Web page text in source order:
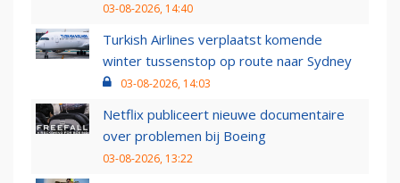
03-08-2026, 14:40
Turkish Airlines verplaatst komende
winter tussenstop op route naar Sydney
03-08-2026, 14:03
Netflix publiceert nieuwe documentaire
over problemen bij Boeing
03-08-2026, 13:22